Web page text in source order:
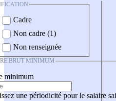
Cadre
Non cadre (1)
Non renseignée
BRUT MINIMUM
minimum
une périodicité pour le salaire